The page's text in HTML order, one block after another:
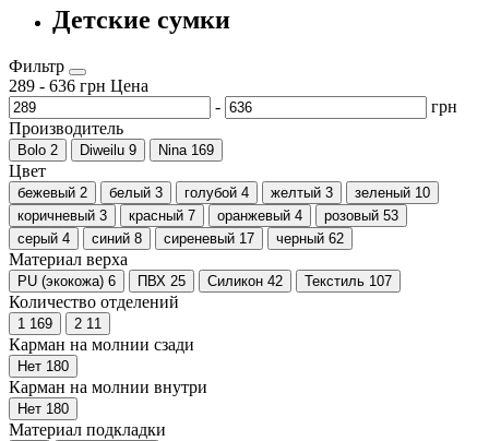
Детские сумки
Фильтр
289 - 636 грн Цена
-
грн
Производитель
Bolo 2 Diweilu 9 Nina 169
Цвет
бежевый 2 белый 3 голубой 4 желтый 3 зеленый 10
коричневый 3 красный 7 оранжевый 4 розовый 53
серый 4 синий 8 сиреневый 17 черный 62
Материал верха
PU (экокожа) 6 ПВХ 25 Силикон 42 Текстиль 107
Количество отделений
1 169 2 11
Карман на молнии сзади
Нет 180
Карман на молнии внутри
Нет 180
Материал подкладки